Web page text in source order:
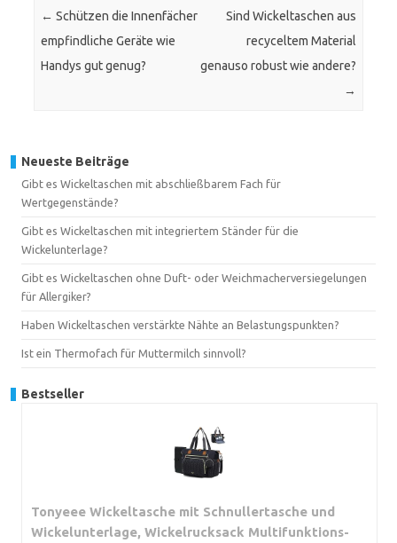
← Schützen die Innenfächer
empfindliche Geräte wie
Handys gut genug?
Sind Wickeltaschen aus
recyceltem Material
genauso robust wie andere?
→
Neueste Beiträge
Gibt es Wickeltaschen mit abschließbarem Fach für
Wertgegenstände?
Gibt es Wickeltaschen mit integriertem Ständer für die
Wickelunterlage?
Gibt es Wickeltaschen ohne Duft- oder Weichmacherversiegelungen
für Allergiker?
Haben Wickeltaschen verstärkte Nähte an Belastungspunkten?
Ist ein Thermofach für Muttermilch sinnvoll?
Bestseller
Tonyeee Wickeltasche mit Schnullertasche und
Wickelunterlage, Wickelrucksack Multifunktions-